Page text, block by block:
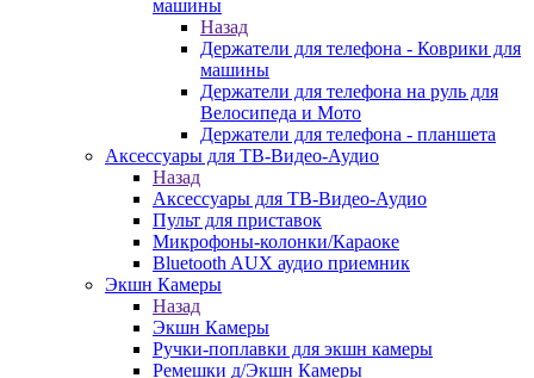
машины
Назад
Держатели для телефона - Коврики для
машины
Держатели для телефона на руль для
Велосипеда и Мото
Держатели для телефона - планшета
Аксессуары для ТВ-Видео-Аудио
Назад
Аксессуары для ТВ-Видео-Аудио
Пульт для приставок
Микрофоны-колонки/Караоке
Bluetooth AUX аудио приемник
Экшн Камеры
Назад
Экшн Камеры
Ручки-поплавки для экшн камеры
Ремешки д/Экшн Камеры